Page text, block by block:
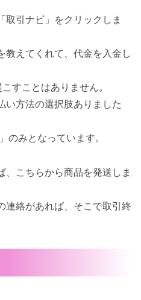
取引ナビ」をクリックしま
教えてくれて、代金を入金し
すことはありません。
い方法の選択肢ありました
のみとなっています。
こちらから商品を発送しま
連絡があれば、そこで取引終